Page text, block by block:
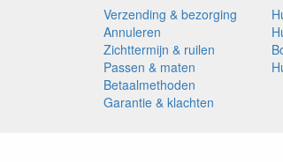
Verzending & bezorging
Annuleren
Zichttermijn & ruilen
Passen & maten
Betaalmethoden
Garantie & klachten